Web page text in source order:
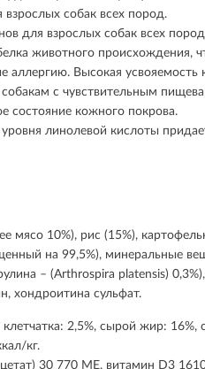
собак всех пород.
для взрослых собак всех
животного происхождения,
Высокая усвояемость
с чувствительным
состояние кожного покрова.
линолевой кислоты
мясо 10%), рис (15%),
на 99,5%), минеральные
– (Arthrospira platensis)
хондроитина сульфат.
2,5%, сырой жир:
кг.
30 770 МЕ, витамин D3